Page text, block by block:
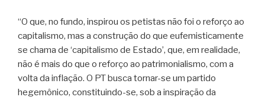
“O que, no fundo, inspirou os petistas não foi o reforço ao
capitalismo, mas a construção do que eufemisticamente
se chama de ‘capitalismo de Estado’, que, em realidade,
não é mais do que o reforço ao patrimonialismo, com a
volta da inflação. O PT busca tornar-se um partido
hegemônico, constituindo-se, sob a inspiração da